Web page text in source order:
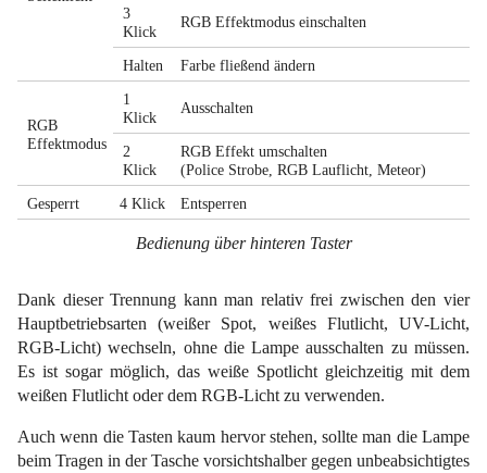
Bedienung über hinteren Taster
3
Klick
RGB Effektmodus einschalten
Halten Farbe fließend ändern
RGB
Effektmodus
1
Klick
Ausschalten
2
Klick
RGB Effekt umschalten
(Police Strobe, RGB Lauflicht, Meteor)
Gesperrt
4 Klick Entsperren
Dank dieser Trennung kann man relativ frei zwischen den vier
Hauptbetriebsarten (weißer Spot, weißes Flutlicht, UV-Licht,
RGB-Licht) wechseln, ohne die Lampe ausschalten zu müssen.
Es ist sogar möglich, das weiße Spotlicht gleichzeitig mit dem
weißen Flutlicht oder dem RGB-Licht zu verwenden.
Auch wenn die Tasten kaum hervor stehen, sollte man die Lampe
beim Tragen in der Tasche vorsichtshalber gegen unbeabsichtigtes